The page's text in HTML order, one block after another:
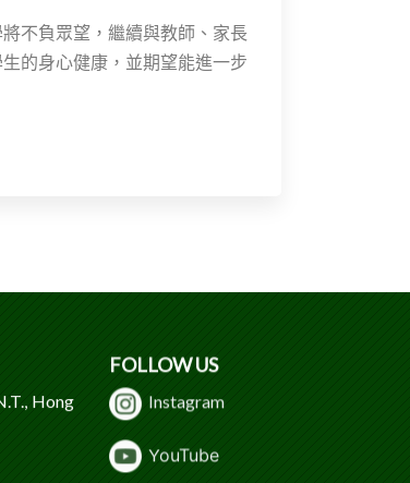
不負眾望，繼續與教師、家長
的身心健康，並期望能進一步
Hong
FOLLOW US
Instagram
YouTube